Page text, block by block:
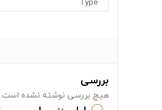
بررسی
هیچ بررسی نوشته نشده است.